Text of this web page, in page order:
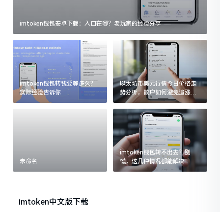
imtoken钱包安卓下载：入口在哪？老玩家的经验分享
imtoken钱包转钱要等多久？
实际经验告诉你
以太坊币美元行情今日价格走
势分析，散户如何避免追涨杀
跌被套牢
未命名
imtoken钱包转不出去？别
慌，这几种情况都能解决
imtoken中文版下载